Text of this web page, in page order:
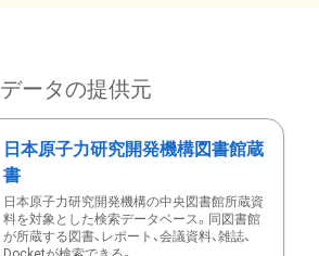
データの提供元
日本原子力研究開発機構図書館蔵
書
日本原子力研究開発機構の中央図書館所蔵資
料を対象とした検索データベース。同図書館
が所蔵する図書、レポート、会議資料、雑誌、